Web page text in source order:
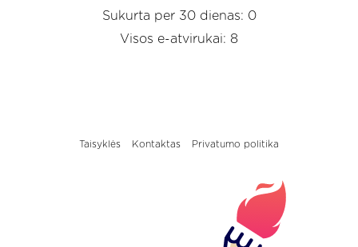
Sukurta per 30 dienas: 0
Visos e-atvirukai: 8
Taisyklės Kontaktas Privatumo politika